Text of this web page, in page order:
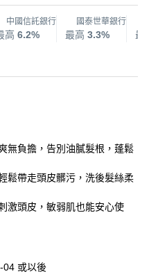
中國信託銀行
高 6.2%
國泰世華銀行
最高 3.3% 最
無負擔，告別油膩髮根，蓬鬆
鬆帶走頭皮髒污，洗後髮絲柔
激頭皮，敏弱肌也能安心使
04 或以後